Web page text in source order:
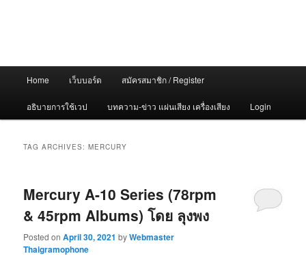
Home เว็บบอร์ด สมัครสมาชิก / Register
อธิบายการใช้เวป บทความ-ข่าว แผ่นเสียง เครื่องเสียง Login
TAG ARCHIVES:MERCURY
Mercury A-10 Series (78rpm
& 45rpm Albums) โดย ลุงพง
Posted onApril 30, 2021 byWebmaster
Thaigramophone